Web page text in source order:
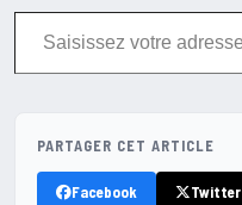
Saisissez votre adresse e-mail…
PARTAGER CET ARTICLE
Facebook Twitter